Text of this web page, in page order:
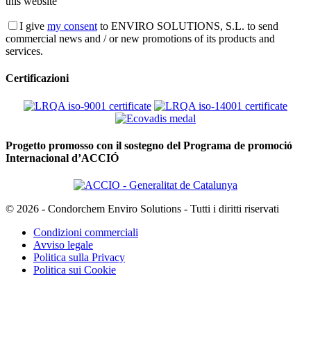
I give my consent to ENVIRO SOLUTIONS, S.L. to send
commercial news and / or new promotions of its products and
services.
Certificazioni
Progetto promosso con il sostegno del Programa de promoció
Internacional d’ACCIÓ
© 2026 - Condorchem Enviro Solutions - Tutti i diritti riservati
Condizioni commerciali
Avviso legale
Politica sulla Privacy
Politica sui Cookie